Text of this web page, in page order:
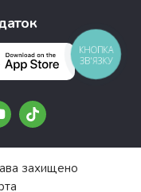
захищено
КНОПКА
ЗВ'ЯЗКУ